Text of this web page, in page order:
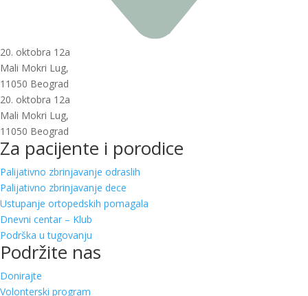
20. oktobra 12a
Mali Mokri Lug,
11050 Beograd
20. oktobra 12a
Mali Mokri Lug,
11050 Beograd
Za pacijente i porodice
Palijativno zbrinjavanje odraslih
Palijativno zbrinjavanje dece
Ustupanje ortopedskih pomagala
Dnevni centar – Klub
Podrška u tugovanju
Podržite nas
Donirajte
Volonterski program